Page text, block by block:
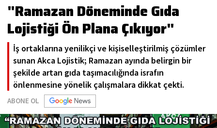
"Ramazan Döneminde Gıda
Lojistiği Ön Plana Çıkıyor"
İş ortaklarına yenilikçi ve kişiselleştirilmiş çözümler
sunan Akca Lojistik; Ramazan ayında belirgin bir
şekilde artan gıda taşımacılığında israfın
önlenmesine yönelik çalışmalara dikkat çekti.
ABONE OL